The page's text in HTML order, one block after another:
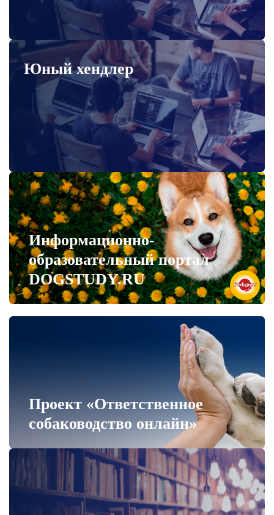
Юный хендлер
Информационно-
образовательный портал
DOGSTUDY.RU
Проект «Ответственное
собаководство онлайн»